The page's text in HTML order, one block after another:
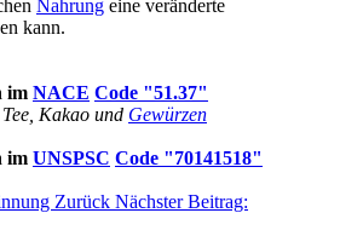
Nahrung eine veränderte
kann.
im NACE Code "51.37"
Kakao und Gewürzen
im UNSPSC Code "70141518"
Zurück Nächster Beitrag: